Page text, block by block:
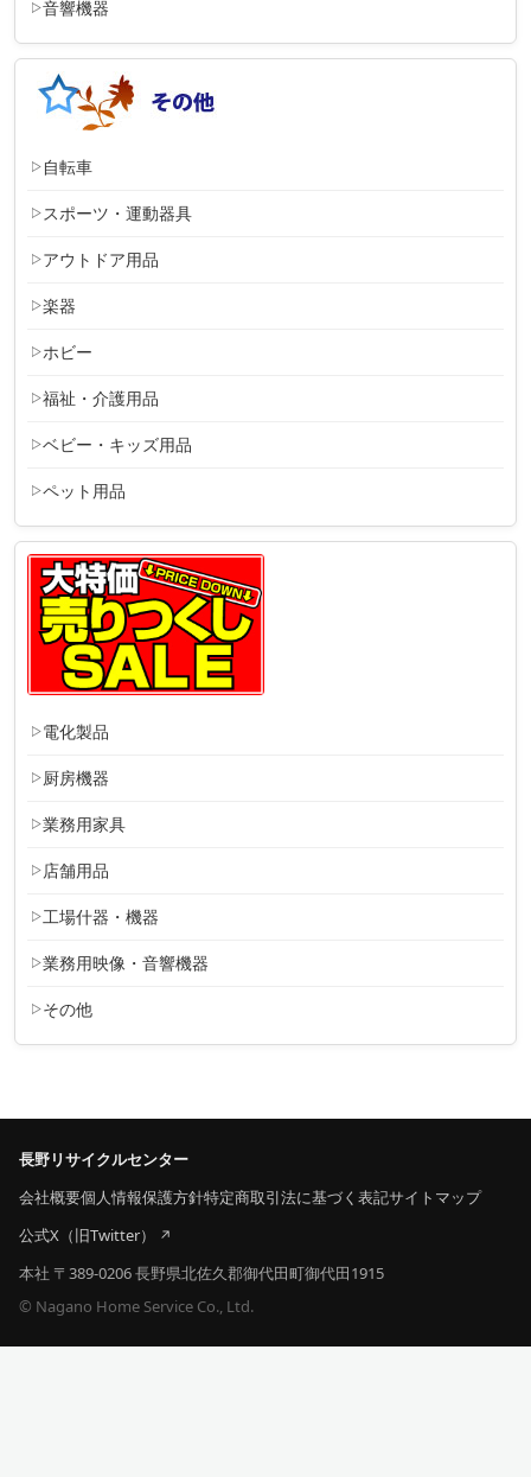
音響機器
自転車
スポーツ・運動器具
アウトドア用品
楽器
ホビー
福祉・介護用品
ベビー・キッズ用品
ペット用品
電化製品
厨房機器
業務用家具
店舗用品
工場什器・機器
業務用映像・音響機器
その他
長野リサイクルセンター
会社概要個人情報保護方針特定商取引法に基づく表記サイトマップ
公式X（旧Twitter）
本社 〒389-0206 長野県北佐久郡御代田町御代田1915
© Nagano Home Service Co., Ltd.